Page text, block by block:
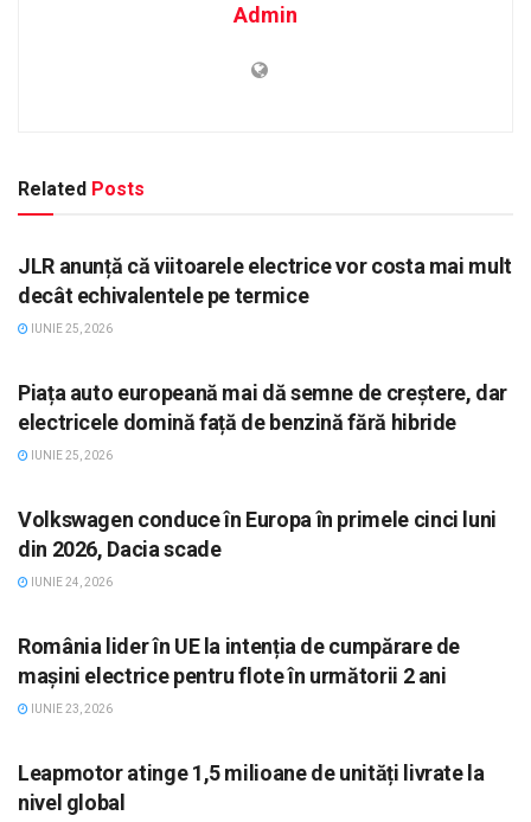
Admin
Related Posts
STIRI, AUTO
JLR anunță că viitoarele electrice vor costa mai mult
decât echivalentele pe termice
IUNIE 25, 2026
Piața auto europeană mai dă semne de creștere, dar
electricele domină față de benzină fără hibride
IUNIE 25, 2026
Volkswagen conduce în Europa în primele cinci luni
din 2026, Dacia scade
IUNIE 24, 2026
România lider în UE la intenția de cumpărare de
mașini electrice pentru flote în următorii 2 ani
IUNIE 23, 2026
Leapmotor atinge 1,5 milioane de unități livrate la
nivel global